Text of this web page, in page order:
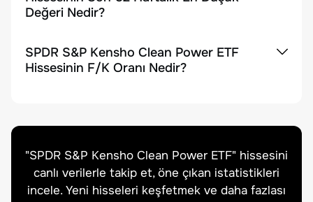
Değeri Nedir?
SPDR S&P Kensho Clean Power ETF
Hissesinin F/K Oranı Nedir?
"SPDR S&P Kensho Clean Power ETF" hissesini
canlı verilerle takip et, öne çıkan istatistikleri
incele. Yeni hisseleri keşfetmek ve daha fazlası